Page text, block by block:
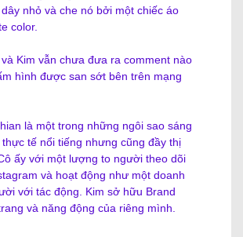
nhỏ và che nó bởi một chiếc áo
color.
và Kim vẫn chưa đưa ra comment nào
hình được san sớt bên trên mạng
là một trong những ngôi sao sáng
tế nổi tiếng nhưng cũng đầy thị
ấy với một lượng to người theo dõi
và hoạt động như một doanh
với tác động. Kim sở hữu Brand
và năng động của riêng mình.